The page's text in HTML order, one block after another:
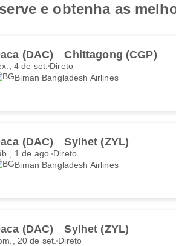
e obtenha as
(DAC) Chittagong (CGP)
4 de set. Direto
Biman Bangladesh Airlines
(DAC) Sylhet (ZYL)
1 de ago. Direto
Biman Bangladesh Airlines
(DAC) Sylhet (ZYL)
20 de set. Direto